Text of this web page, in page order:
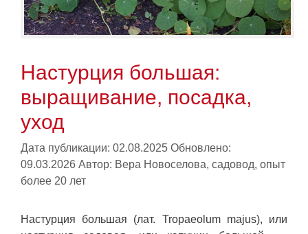
Настурция большая:
выращивание, посадка,
уход
Дата публикации: 02.08.2025 Обновлено:
09.03.2026 Автор: Вера Новоселова, садовод, опыт
более 20 лет
Настурция большая (лат. Tropaeolum majus), или